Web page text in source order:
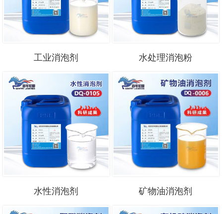
工业消泡剂 水处理消泡粉
水性消泡剂 矿物油消泡剂